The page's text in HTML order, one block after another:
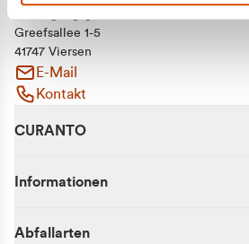
Greefsallee 1-5
41747 Viersen
E-Mail
Kontakt
CURANTO
Informationen
Abfallarten